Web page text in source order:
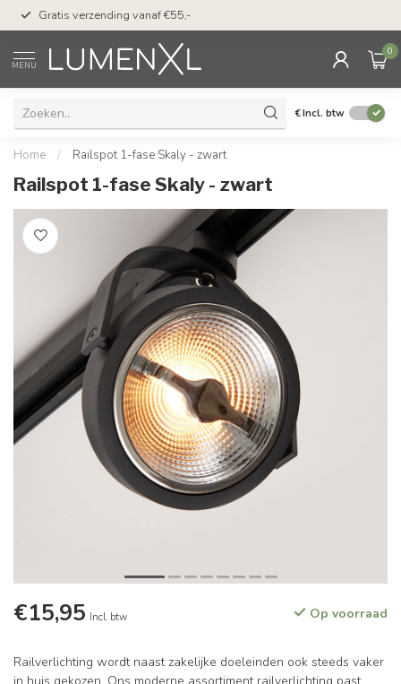
Gratis verzending vanaf €55,-
MENU
0
€Incl. btw
Home / Railspot 1-fase Skaly - zwart
Railspot 1-fase Skaly - zwart
€15,95 Incl. btw Op voorraad
Railverlichting wordt naast zakelijke doeleinden ook steeds vaker